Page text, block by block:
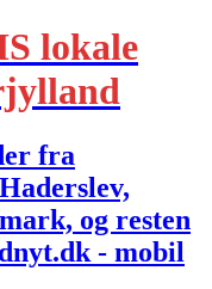
lokale
fra
og resten
- mobil